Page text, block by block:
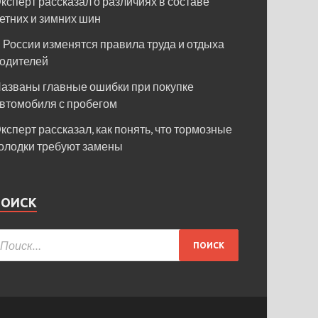
и зимних шин
России изменятся правила труда и отдыха
главные ошибки при покупке
с пробегом
рассказал, как понять, что тормозные
требуют замены